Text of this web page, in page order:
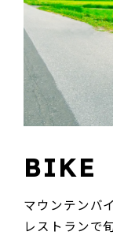
BIKE
マウンテンバ
レストランで